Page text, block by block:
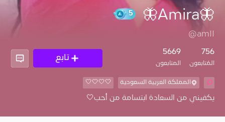
🦋Amira🦋
@amII
756
المُتابعون
5669
المتابعون
تابع
المملكة العربية السعودية 🤍🤍🤍🤍
يكفيني من السعادة ابتسامة من أحب🤍